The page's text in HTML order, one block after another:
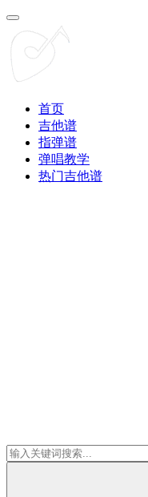
首页
吉他谱
指弹谱
弹唱教学
热门吉他谱